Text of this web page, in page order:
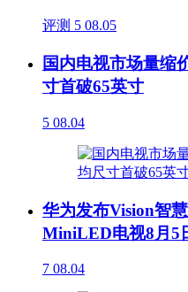
评测 5 08.05
国内电视市场量缩
寸首破65英寸
5 08.04
华为发布Vision智
MiniLED电视8月5
7 08.04